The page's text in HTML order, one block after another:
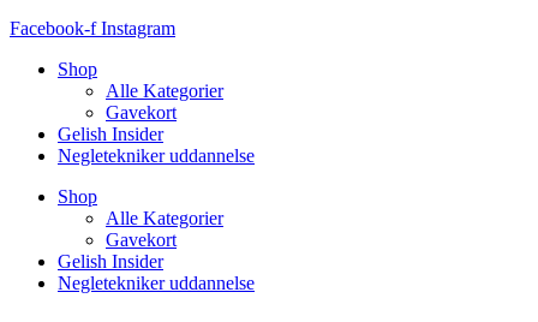
Facebook-f Instagram
Shop
Alle Kategorier
Gavekort
Gelish Insider
Negletekniker uddannelse
Shop
Alle Kategorier
Gavekort
Gelish Insider
Negletekniker uddannelse